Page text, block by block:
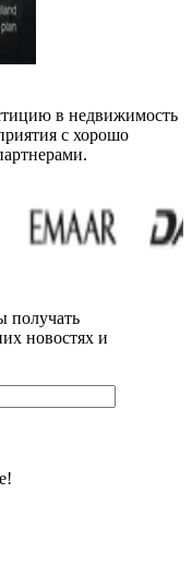
в недвижимость
с хорошо
получать
новостях и